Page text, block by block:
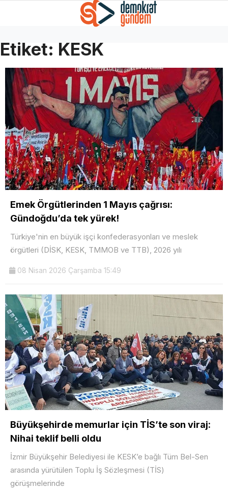
Etiket: KESK
Emek Örgütlerinden 1 Mayıs çağrısı:
Gündoğdu’da tek yürek!
Türkiye'nin en büyük işçi konfederasyonları ve meslek
örgütleri (DİSK, KESK, TMMOB ve TTB), 2026 yılı
08 Nisan 2026 Çarşamba 15:49
Büyükşehirde memurlar için TİS’te son viraj:
Nihai teklif belli oldu
İzmir Büyükşehir Belediyesi ile KESK’e bağlı Tüm Bel-Sen
arasında yürütülen Toplu İş Sözleşmesi (TİS)
görüşmelerinde